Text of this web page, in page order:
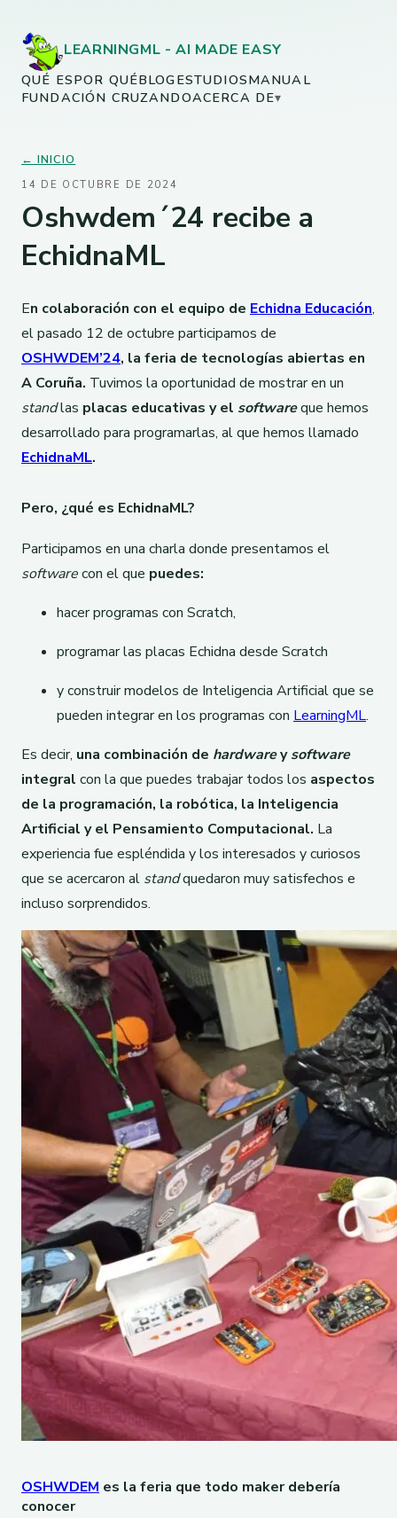
LEARNINGML - AI MADE EASY
QUÉ ESPOR QUÉBLOGESTUDIOSMANUAL
FUNDACIÓN CRUZANDOACERCA DE▾
← INICIO
14 DE OCTUBRE DE 2024
Oshwdem´24 recibe a
EchidnaML
En colaboración con el equipo de Echidna Educación,
el pasado 12 de octubre participamos de
OSHWDEM’24, la feria de tecnologías abiertas en
A Coruña. Tuvimos la oportunidad de mostrar en un
standlas placas educativas y el softwareque hemos
desarrollado para programarlas, al que hemos llamado
EchidnaML.
Pero, ¿qué es EchidnaML?
Participamos en una charla donde presentamos el
softwarecon el que puedes:
hacer programas con Scratch,
programar las placas Echidna desde Scratch
y construir modelos de Inteligencia Artificial que se
pueden integrar en los programas con LearningML.
Es decir, una combinación de hardwareysoftware
integral con la que puedes trabajar todos los aspectos
de la programación, la robótica, la Inteligencia
Artificial y el Pensamiento Computacional. La
experiencia fue espléndida y los interesados y curiosos
que se acercaron al standquedaron muy satisfechos e
incluso sorprendidos.
OSHWDEM es la feria que todo maker debería
conocer